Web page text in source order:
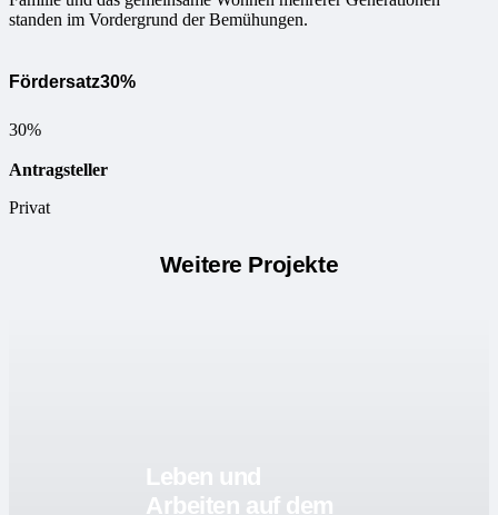
standen im Vordergrund der Bemühungen.
Fördersatz30%
30%
Antragsteller
Privat
Weitere Projekte
Leben und
Arbeiten auf dem